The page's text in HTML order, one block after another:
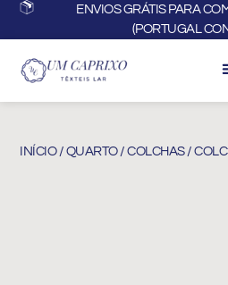
Skip
ENVIOS GRÁTIS PARA
(PORTUGAL
INÍCIO/ QUARTO/COLCHAS/